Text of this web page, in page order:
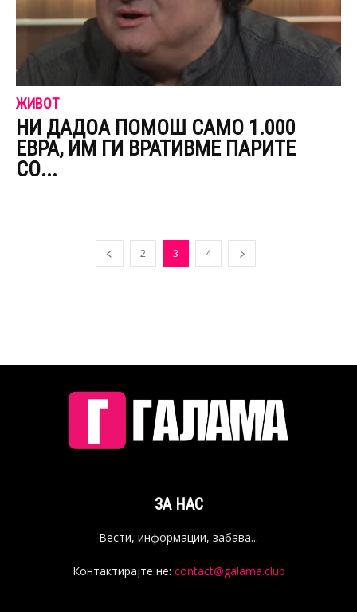
ЖИВОТ
НИ ДАДОА ПОМОШ САМО 1.000
ЕВРА, ИМ ГИ ВРАТИВМЕ ПАРИТЕ
СО...
2 3 4
ЗА НАС
Вести, информации, забава...
Контактирајте не: contact@galama.club